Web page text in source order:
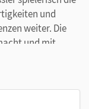
und
weiter. Die
und mit